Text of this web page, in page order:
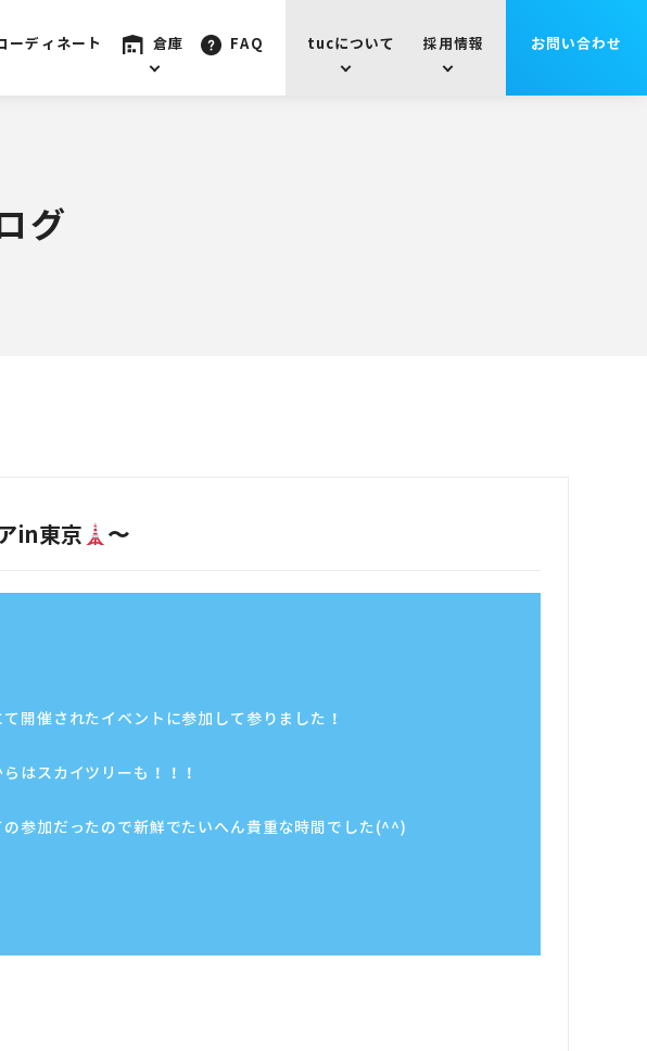
ーディネート 倉庫 FAQ tucについて 採用情報 お問い合わせ
グ
in東京 〜
て開催されたイベントに参加して参りました！
らはスカイツリーも！！！
の参加だったので新鮮でたいへん貴重な時間でした(^^)